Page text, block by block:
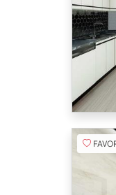
FAVORIT